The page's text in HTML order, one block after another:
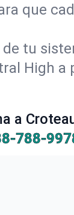
que
de tu
High
a
788-